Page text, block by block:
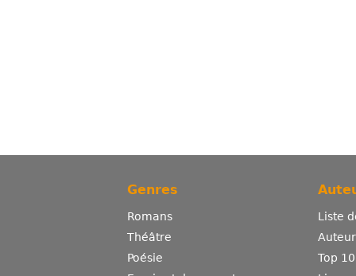
Genres
Romans
Théâtre
Poésie
Liste
Top